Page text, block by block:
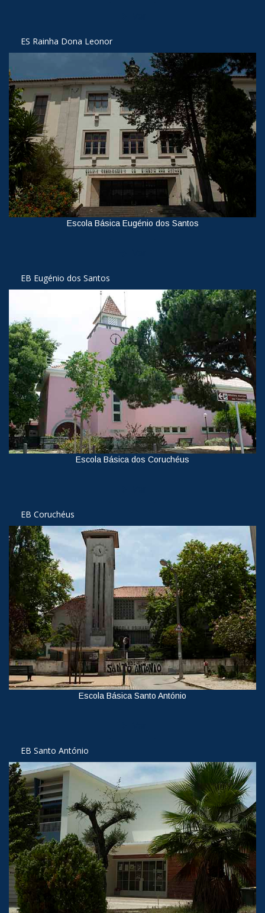
ES Rainha Dona Leonor
Escola Básica Eugénio dos Santos
EB Eugénio dos Santos
Escola Básica dos Coruchéus
EB Coruchéus
Escola Básica Santo António
EB Santo António